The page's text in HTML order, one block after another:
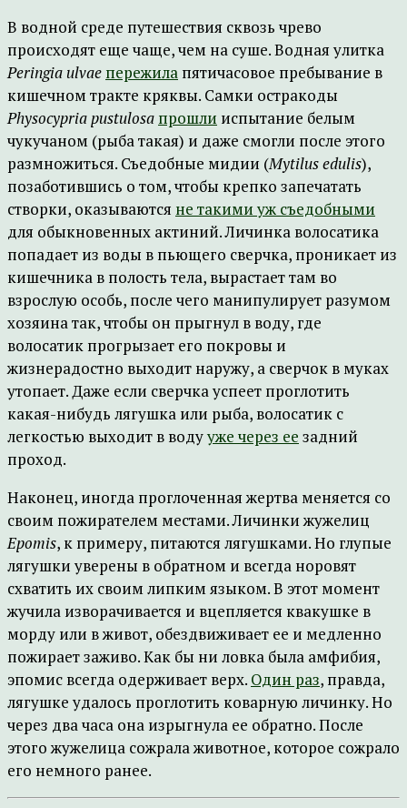
В водной среде путешествия сквозь чрево
происходят еще чаще, чем на суше. Водная улитка
Peringia ulvae пережила пятичасовое пребывание в
кишечном тракте кряквы. Самки остракоды
Physocypria pustulosa прошли испытание белым
чукучаном (рыба такая) и даже смогли после этого
размножиться. Съедобные мидии (Mytilus edulis),
позаботившись о том, чтобы крепко запечатать
створки, оказываются не такими уж съедобными
для обыкновенных актиний. Личинка волосатика
попадает из воды в пьющего сверчка, проникает из
кишечника в полость тела, вырастает там во
взрослую особь, после чего манипулирует разумом
хозяина так, чтобы он прыгнул в воду, где
волосатик прогрызает его покровы и
жизнерадостно выходит наружу, а сверчок в муках
утопает. Даже если сверчка успеет проглотить
какая-нибудь лягушка или рыба, волосатик с
легкостью выходит в водууже через ее задний
проход.
Наконец, иногда проглоченная жертва меняется со
своим пожирателем местами. Личинки жужелиц
Epomis, к примеру, питаются лягушками. Но глупые
лягушки уверены в обратном и всегда норовят
схватить их своим липким языком. В этот момент
жучила изворачивается и вцепляется квакушке в
морду или в живот, обездвиживает ее и медленно
пожирает заживо. Как бы ни ловка была амфибия,
эпомис всегда одерживает верх. Один раз, правда,
лягушке удалось проглотить коварную личинку. Но
через два часа она изрыгнула ее обратно. После
этого жужелица сожрала животное, которое сожрало
его немного ранее.